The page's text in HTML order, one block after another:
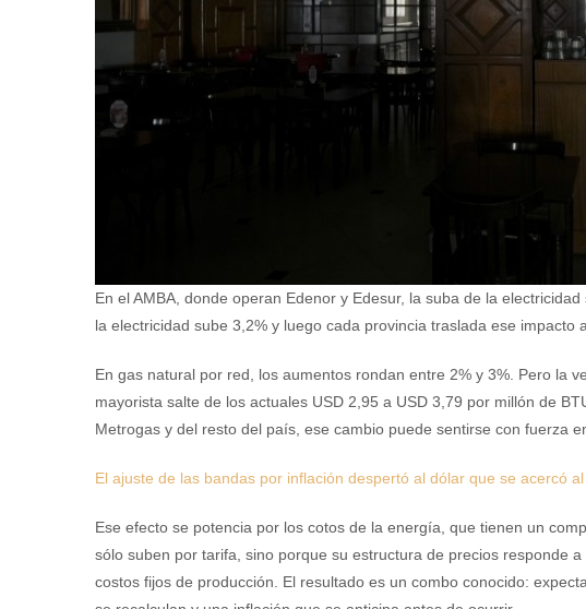
En el AMBA, donde operan Edenor y Edesur, la suba de la
la electricidad sube 3,2% y luego cada provincia traslada ese impacto
En gas natural por red, los aumentos rondan entre 2% y 3%. Pero la
mayorista salte de los actuales USD 2,95 a USD 3,79 por millón de
Metrogas y del resto del país, ese cambio puede sentirse con fuerza
El ajuste de las bandas por inflación despertó al dólar que se acercó
Ese efecto se potencia por los cotos de la energía, que tienen un
sólo suben por tarifa, sino porque su estructura de precios responde
costos fijos de producción. El resultado es un combo conocido: